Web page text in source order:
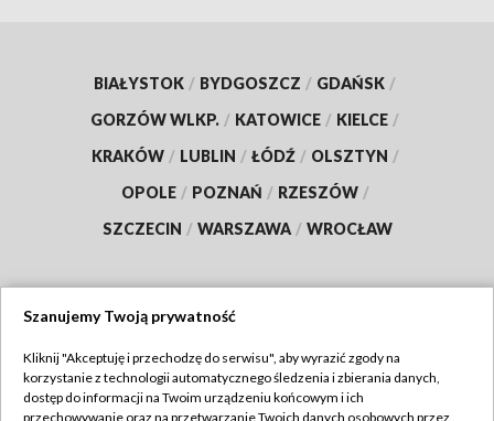
BIAŁYSTOK / BYDGOSZCZ / GDAŃSK /
GORZÓW WLKP. / KATOWICE / KIELCE /
KRAKÓW / LUBLIN / ŁÓDŹ / OLSZTYN /
OPOLE / POZNAŃ / RZESZÓW /
SZCZECIN / WARSZAWA / WROCŁAW
TVP
Szanujemy Twoją prywatność
Kliknij "Akceptuję i przechodzę do serwisu", aby wyrazić zgody na
korzystanie z technologii automatycznego śledzenia i zbierania danych,
dostęp do informacji na Twoim urządzeniu końcowym i ich
przechowywanie oraz na przetwarzanie Twoich danych osobowych przez